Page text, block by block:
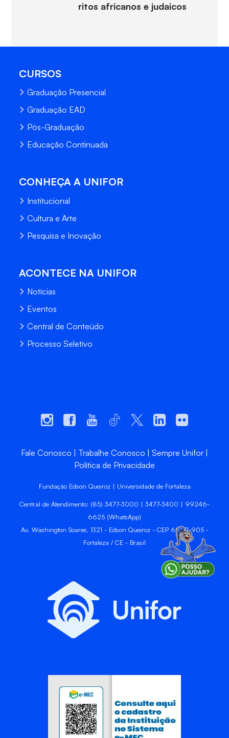
ritos africanos e judaicos
CURSOS
Graduação Presencial
Graduação EAD
Pós-Graduação
Educação Continuada
CONHEÇA A UNIFOR
Institucional
Cultura e Arte
Pesquisa e Inovação
ACONTECE NA UNIFOR
Notícias
Eventos
Central de Conteúdo
Processo Seletivo
Fale Conosco Trabalhe Conosco
Sempre Unifor
Política de Privacidade
Fundação Edson Queiroz | Universidade de Fortaleza
Central de Atendimento: (85) 3477-3000 | 3477-3400 | 99246-
6625 (WhatsApp)
Av. Washington Soares, 1321 - Edson Queiroz - CEP 60811-905 -
Fortaleza / CE - Brasil